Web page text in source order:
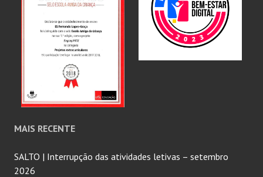
MAIS RECENTE
SALTO | Interrupção das atividades letivas – setembro
2026